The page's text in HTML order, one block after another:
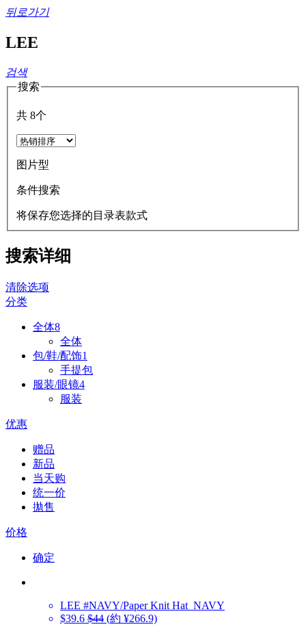
뒤로가기
LEE
검색
搜索
共 8个
图片型
条件搜索
将保存您选择的目录表款式
搜索详细
清除选项
分类
全体8
全体
包/鞋/配饰1
手提包
服装/眼镜4
服装
优惠
赠品
新品
当天购
统一价
拋售
价格
确定
LEE #NAVY/Paper Knit Hat_NAVY
$39.6 $44 (約 ¥266.9)